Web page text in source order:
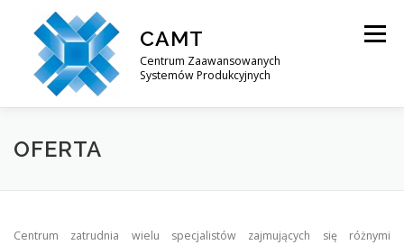
CAMT
Centrum Zaawansowanych
Systemów Produkcyjnych
Menu
O NAS
OFERTA
Centrum zatrudnia wielu specjalistów zajmujących się różnymi